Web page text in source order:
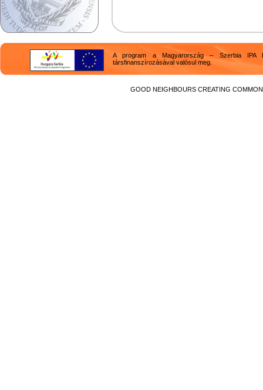
A program a Magyarország – Szerbia IPA
társfinanszírozásával valósul meg.
GOOD NEIGHBOURS CREATING